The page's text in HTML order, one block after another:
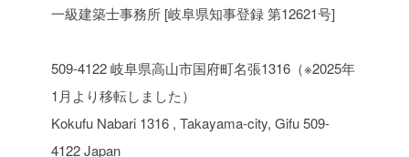
一級建築士事務所 [岐阜県知事登録 第12621号]
509-4122 岐阜県高山市国府町名張1316（※2025年
1月より移転しました）
Kokufu Nabari 1316 , Takayama-city, Gifu 509-
4122 Japan